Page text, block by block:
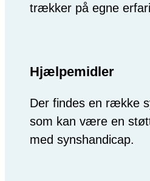
trækker på egne
Hjælpemidler
Der findes en række
som kan være en
med synshandicap.